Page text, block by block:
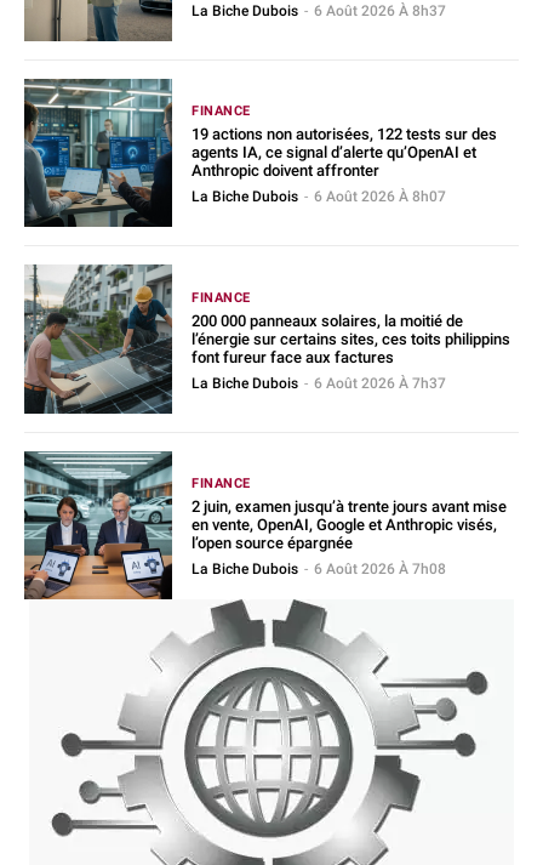
La Biche Dubois - 6 Août 2026 À 8h37
FINANCE
19 actions non autorisées, 122 tests sur des
agents IA, ce signal d’alerte qu’OpenAI et
Anthropic doivent affronter
La Biche Dubois - 6 Août 2026 À 8h07
FINANCE
200 000 panneaux solaires, la moitié de
l’énergie sur certains sites, ces toits philippins
font fureur face aux factures
La Biche Dubois - 6 Août 2026 À 7h37
FINANCE
2 juin, examen jusqu’à trente jours avant mise
en vente, OpenAI, Google et Anthropic visés,
l’open source épargnée
La Biche Dubois - 6 Août 2026 À 7h08